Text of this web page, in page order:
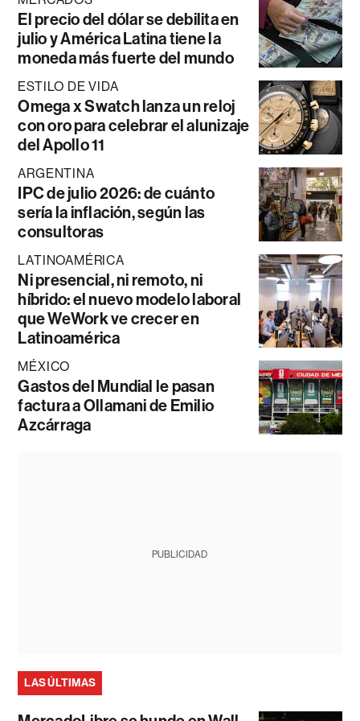
El precio del dólar se debilita en
julio y América Latina tiene la
moneda más fuerte del mundo
ESTILO DE VIDA
Omega x Swatch lanza un reloj
con oro para celebrar el alunizaje
del Apollo 11
ARGENTINA
IPC de julio 2026: de cuánto
sería la inflación, según las
consultoras
LATINOAMÉRICA
Ni presencial, ni remoto, ni
híbrido: el nuevo modelo laboral
que WeWork ve crecer en
Latinoamérica
MÉXICO
Gastos del Mundial le pasan
factura a Ollamani de Emilio
Azcárraga
PUBLICIDAD
LAS ÚLTIMAS